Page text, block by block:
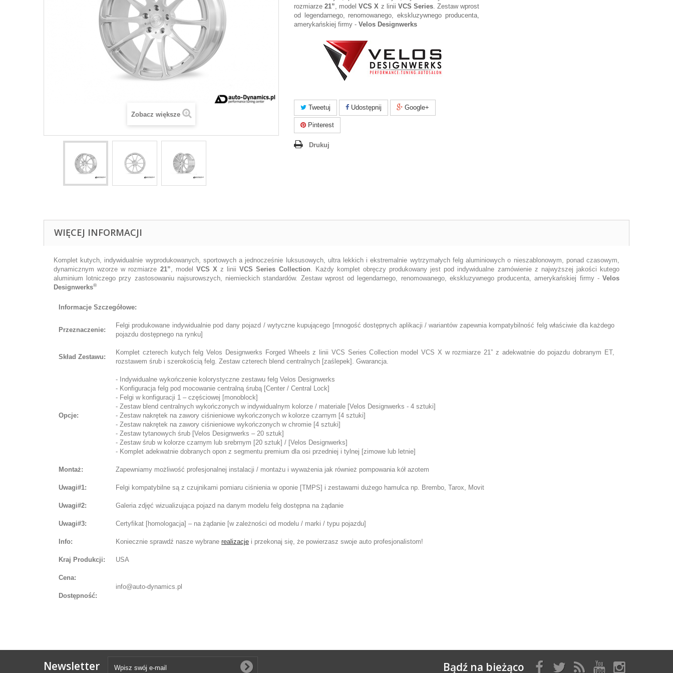
Zobacz większe
rozmiarze21”, modelVCS X z linii VCS Series. Zestaw wprost
od legendarnego, renomowanego, ekskluzywnego producenta,
amerykańskiej firmy - Velos Designwerks
Tweetuj Udostępnij Google+
Pinterest
Drukuj
WIĘCEJ INFORMACJI
Komplet kutych, indywidualnie wyprodukowanych, sportowych a jednocześnie luksusowych, ultra lekkich i ekstremalnie wytrzymałych felg aluminiowych o nieszablonowym, ponad czasowym,
dynamicznym wzorze w rozmiarze 21”, model VCS Xz liniiVCS Series Collection. Każdy komplet obręczy produkowany jest pod indywidualne zamówienie z najwyższej jakości kutego
aluminium lotniczego przy zastosowaniu najsurowszych, niemieckich standardów. Zestaw wprost od legendarnego, renomowanego, ekskluzywnego producenta, amerykańskiej firmy - Velos
Designwerks®
Informacje Szczegółowe:
Przeznaczenie:
Felgi produkowane indywidualnie pod dany pojazd / wytyczne kupującego [mnogość dostępnych aplikacji / wariantów zapewnia kompatybilność felg właściwie dla każdego
pojazdu dostępnego na rynku]
Skład Zestawu:
Komplet czterech kutych felg Velos Designwerks Forged Wheels z linii VCS Series Collection model VCS X w rozmiarze 21” z adekwatnie do pojazdu dobranym ET,
rozstawem śrub i szerokością felg. Zestaw czterech blend centralnych [zaślepek]. Gwarancja.
Opcje:
- Indywidualne wykończenie kolorystyczne zestawu felg Velos Designwerks
- Konfiguracja felg pod mocowanie centralną śrubą [Center / Central Lock]
- Felgi w konfiguracji 1 – częściowej [monoblock]
- Zestaw blend centralnych wykończonych w indywidualnym kolorze / materiale [Velos Designwerks - 4 sztuki]
- Zestaw nakrętek na zawory ciśnieniowe wykończonych w kolorze czarnym [4 sztuki]
- Zestaw nakrętek na zawory ciśnieniowe wykończonych w chromie [4 sztuki]
- Zestaw tytanowych śrub [Velos Designwerks – 20 sztuk]
- Zestaw śrub w kolorze czarnym lub srebrnym [20 sztuk] / [Velos Designwerks]
- Komplet adekwatnie dobranych opon z segmentu premium dla osi przedniej i tylnej [zimowe lub letnie]
Montaż: Zapewniamy możliwość profesjonalnej instalacji / montażu i wyważenia jak również pompowania kół azotem
Uwagi#1: Felgi kompatybilne są z czujnikami pomiaru ciśnienia w oponie [TMPS] i zestawami dużego hamulca np. Brembo, Tarox, Movit
Uwagi#2: Galeria zdjęć wizualizująca pojazd na danym modelu felg dostępna na żądanie
Uwagi#3: Certyfikat [homologacja] – na żądanie [w zależności od modelu / marki / typu pojazdu]
Info: Koniecznie sprawdź nasze wybrane realizacje i przekonaj się, że powierzasz swoje auto profesjonalistom!
Kraj Produkcji: USA
Cena:
info@auto-dynamics.pl
Dostępność:
Newsletter Bądź na bieżąco